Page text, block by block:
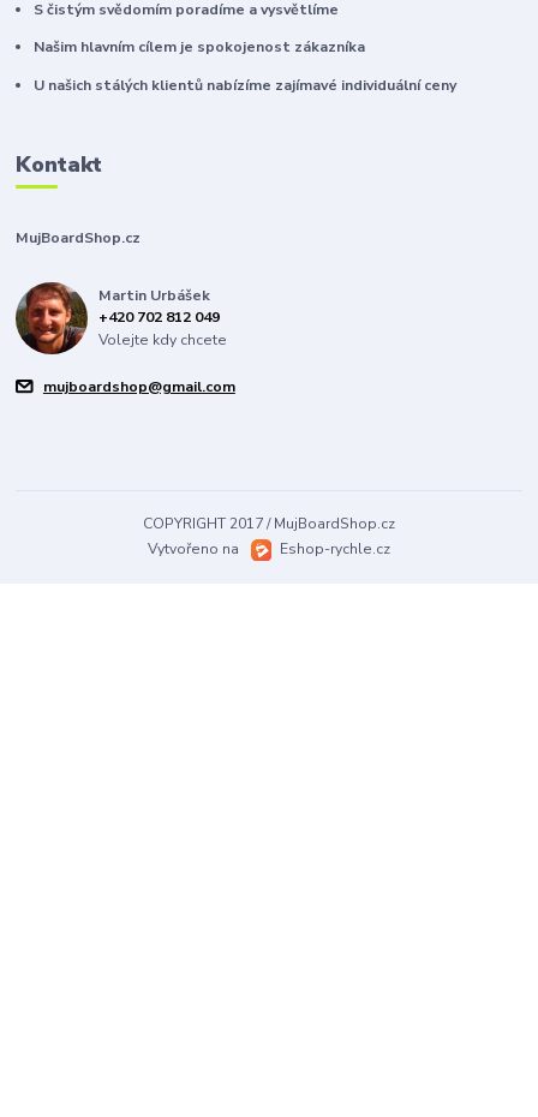
S čistým svědomím poradíme a vysvětlíme
Našim hlavním cílem je spokojenost zákazníka
U našich stálých klientů nabízíme zajímavé individuální ceny
Kontakt
MujBoardShop.cz
Martin Urbášek
+420 702 812 049
Volejte kdy chcete
mujboardshop@gmail.com
COPYRIGHT 2017 / MujBoardShop.cz
Vytvořeno na
Eshop-rychle.cz